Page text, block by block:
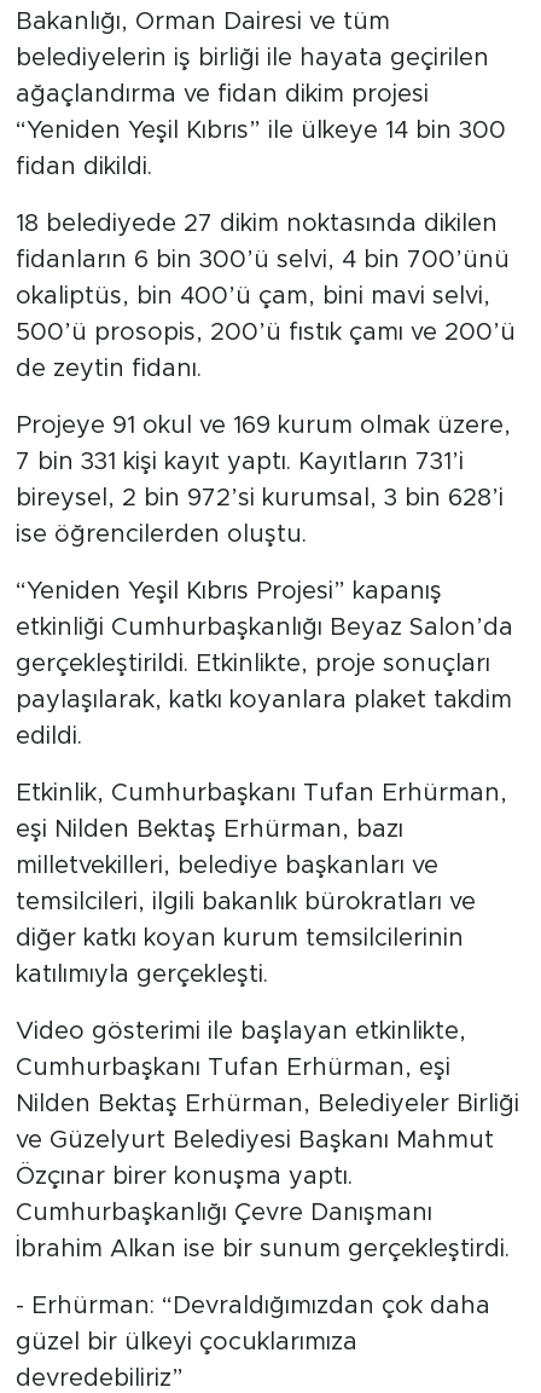
Bakanlığı, Orman Dairesi ve tüm
belediyelerin iş birliği ile hayata geçirilen
ağaçlandırma ve fidan dikim projesi
“Yeniden Yeşil Kıbrıs” ile ülkeye 14 bin 300
fidan dikildi.
18 belediyede 27 dikim noktasında dikilen
fidanların 6 bin 300’ü selvi, 4 bin 700’ünü
okaliptüs, bin 400’ü çam, bini mavi selvi,
500’ü prosopis, 200’ü fıstık çamı ve 200’ü
de zeytin fidanı.
Projeye 91 okul ve 169 kurum olmak üzere,
7 bin 331 kişi kayıt yaptı. Kayıtların 731’i
bireysel, 2 bin 972’si kurumsal, 3 bin 628’i
ise öğrencilerden oluştu.
“Yeniden Yeşil Kıbrıs Projesi” kapanış
etkinliği Cumhurbaşkanlığı Beyaz Salon’da
gerçekleştirildi. Etkinlikte, proje sonuçları
paylaşılarak, katkı koyanlara plaket takdim
edildi.
Etkinlik, Cumhurbaşkanı Tufan Erhürman,
eşi Nilden Bektaş Erhürman, bazı
milletvekilleri, belediye başkanları ve
temsilcileri, ilgili bakanlık bürokratları ve
diğer katkı koyan kurum temsilcilerinin
katılımıyla gerçekleşti.
Video gösterimi ile başlayan etkinlikte,
Cumhurbaşkanı Tufan Erhürman, eşi
Nilden Bektaş Erhürman, Belediyeler Birliği
ve Güzelyurt Belediyesi Başkanı Mahmut
Özçınar birer konuşma yaptı.
Cumhurbaşkanlığı Çevre Danışmanı
İbrahim Alkan ise bir sunum gerçekleştirdi.
- Erhürman: “Devraldığımızdan çok daha
güzel bir ülkeyi çocuklarımıza
devredebiliriz”